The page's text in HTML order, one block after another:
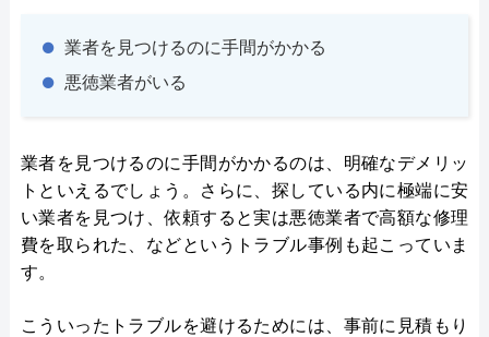
業者を見つけるのに手間がかかる
悪徳業者がいる
業者を見つけるのに手間がかかるのは、明確なデメリッ
トといえるでしょう。さらに、探している内に極端に安
い業者を見つけ、依頼すると実は悪徳業者で高額な修理
費を取られた、などというトラブル事例も起こっていま
す。
こういったトラブルを避けるためには、事前に見積もり